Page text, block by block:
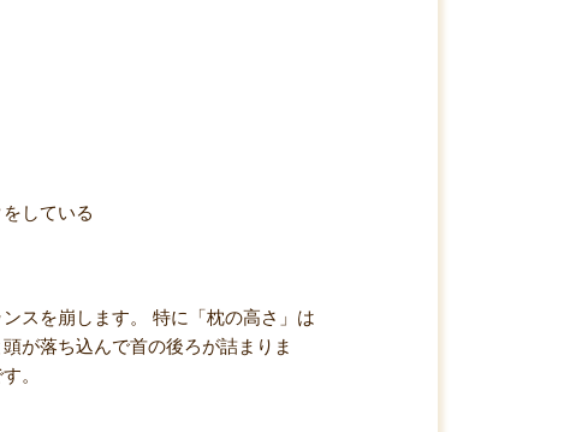
している
スを崩します。 特に「枕の高さ」は
が落ち込んで首の後ろが詰まりま
。